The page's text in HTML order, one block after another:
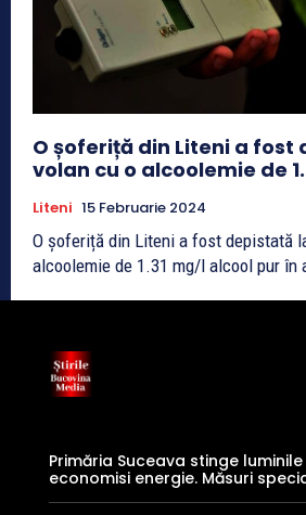
O șoferiță din Liteni a fost
volan cu o alcoolemie de
Liteni 15 Februarie 2024
O șoferiță din Liteni a fost depistată
alcoolemie de 1.31 mg/l alcool pur în
Primăria Suceava stinge
economisi energie. Măsuri